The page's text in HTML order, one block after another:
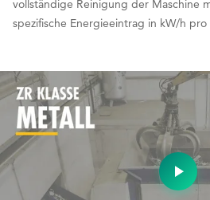
vollständige Reinigung der Maschine
spezifische Energieeintrag in kW/h